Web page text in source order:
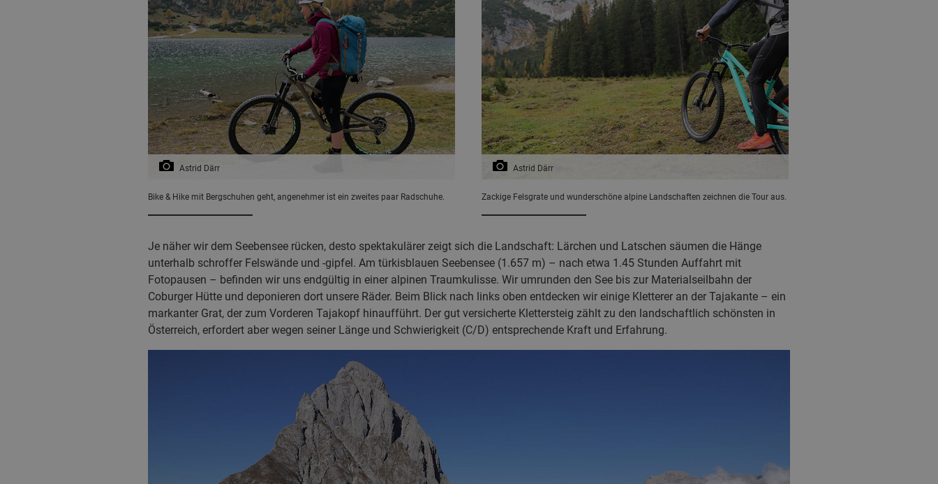
Astrid Därr
Bike & Hike mit Bergschuhen geht, angenehmer ist ein zweites paar Radschuhe.
Astrid Därr
Zackige Felsgrate und wunderschöne alpine Landschaften zeichnen die Tour aus.
Je näher wir dem Seebensee rücken, desto spektakulärer zeigt sich die Landschaft: Lärchen und Latschen säumen die Hänge
unterhalb schroffer Felswände und -gipfel. Am türkisblauen Seebensee (1.657 m) – nach etwa 1.45 Stunden Auffahrt mit
Fotopausen – befinden wir uns endgültig in einer alpinen Traumkulisse. Wir umrunden den See bis zur Materialseilbahn der
Coburger Hütte und deponieren dort unsere Räder. Beim Blick nach links oben entdecken wir einige Kletterer an der Tajakante – ein
markanter Grat, der zum Vorderen Tajakopf hinaufführt. Der gut versicherte Klettersteig zählt zu den landschaftlich schönsten in
Österreich, erfordert aber wegen seiner Länge und Schwierigkeit (C/D) entsprechende Kraft und Erfahrung.